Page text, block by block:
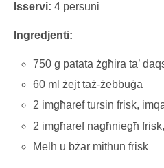
Isservi: 4 persuni
Ingredjenti:
750 g patata żgħira ta’
60 ml żejt taż-żebbuġa
2 imgħaref tursin frisk,
2 imgħaref nagħniegħ
Melħ u bżar mitħun frisk